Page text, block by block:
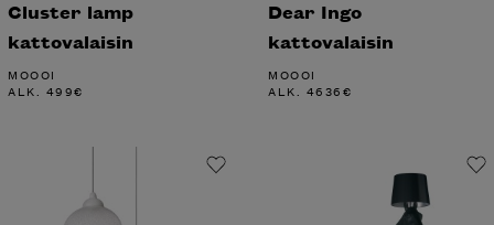
Cluster lamp
kattovalaisin
MOOOI
ALK. 499€
Dear Ingo
kattovalaisin
MOOOI
ALK. 4636€